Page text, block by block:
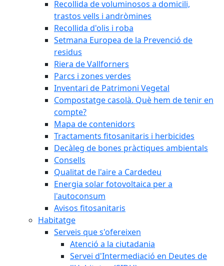
Recollida de voluminosos a domicili,
trastos vells i andròmines
Recollida d'olis i roba
Setmana Europea de la Prevenció de
residus
Riera de Vallforners
Parcs i zones verdes
Inventari de Patrimoni Vegetal
Compostatge casolà. Què hem de tenir en
compte?
Mapa de contenidors
Tractaments fitosanitaris i herbicides
Decàleg de bones pràctiques ambientals
Consells
Qualitat de l'aire a Cardedeu
Energia solar fotovoltaica per a
l'autoconsum
Avisos fitosanitaris
Habitatge
Serveis que s'ofereixen
Atenció a la ciutadania
Servei d'Intermediació en Deutes de